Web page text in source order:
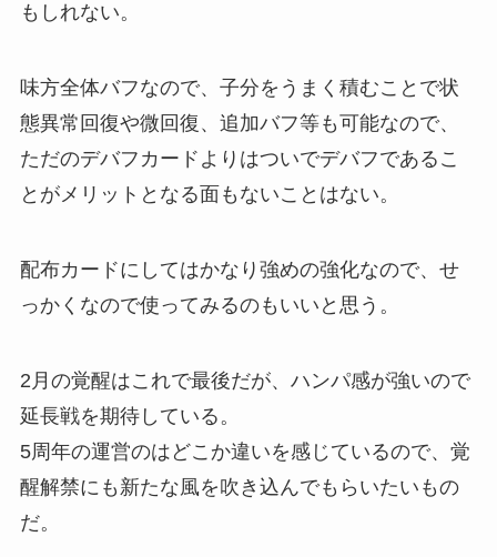
もしれない。
味方全体バフなので、子分をうまく積むことで状
態異常回復や微回復、追加バフ等も可能なので、
ただのデバフカードよりはついでデバフであるこ
とがメリットとなる面もないことはない。
配布カードにしてはかなり強めの強化なので、せ
っかくなので使ってみるのもいいと思う。
2月の覚醒はこれで最後だが、ハンパ感が強いので
延長戦を期待している。
5周年の運営のはどこか違いを感じているので、覚
醒解禁にも新たな風を吹き込んでもらいたいもの
だ。